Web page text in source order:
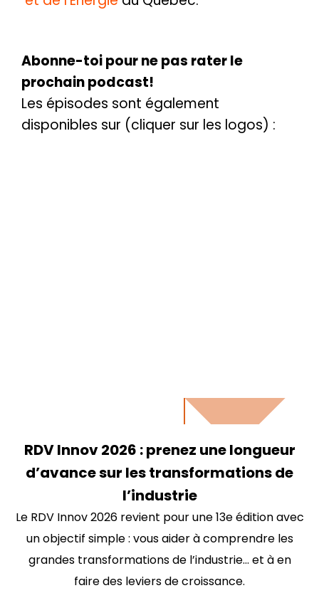
Abonne-toi pour ne pas rater le
prochain podcast!
Les épisodes sont également
disponibles sur (cliquer sur les logos) :
RDV Innov 2026 : prenez une longueur
d’avance sur les transformations de
l’industrie
Le RDV Innov 2026 revient pour une 13e édition avec
un objectif simple : vous aider à comprendre les
grandes transformations de l’industrie… et à en
faire des leviers de croissance.